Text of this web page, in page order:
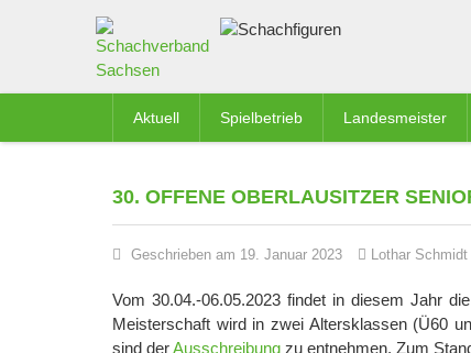
Aktuell Spielbetrieb Landesmeister
30. OFFENE OBERLAUSITZER
Geschrieben am 19. Januar 2023 Lothar Schmidt
Vom 30.04.-06.05.2023 findet in diesem Jahr
Meisterschaft wird in zwei Altersklassen (Ü60
sind derAusschreibung zu entnehmen. Zum